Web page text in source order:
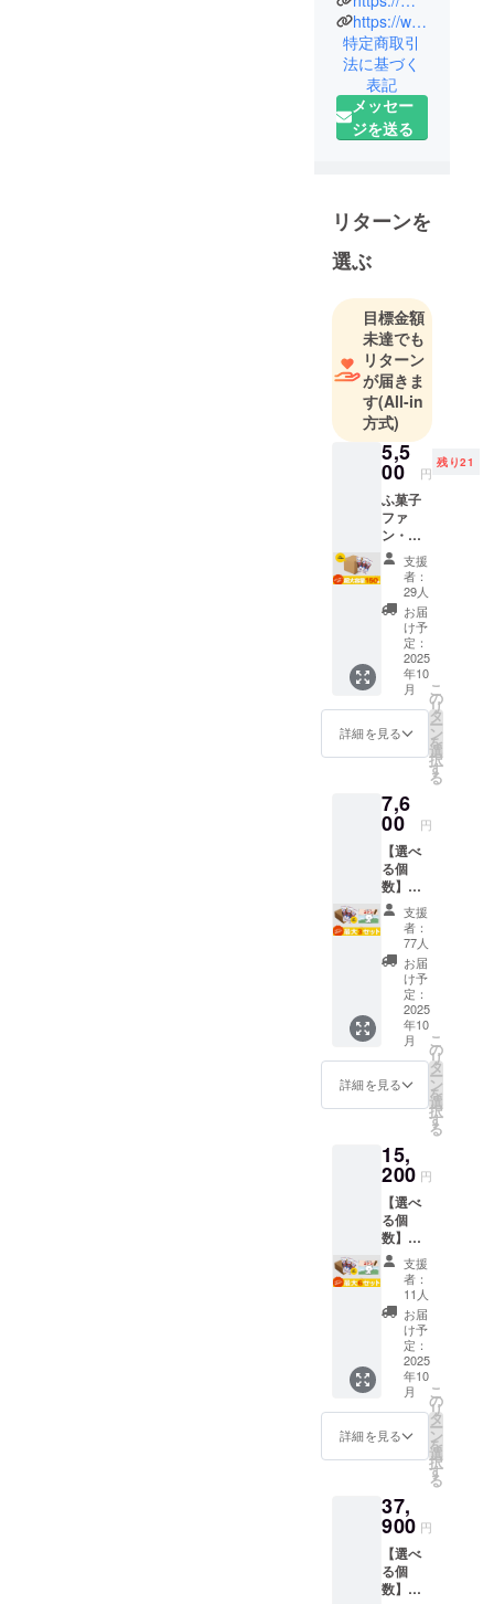
老舗 菓子企
業。“ふがし
を、世代を
超えた、架
け橋に”とい
う信念のも
やさしい甘
さにこだわ
り、日本中
ふ菓子を作
り続ける株
式会社 水野
製菓のIPキャ
ラクター
https://www.instagram.com/koton_fugashi/
特定商取引
法に基づく
表記
メッセー
ジを送る
リターンを
選ぶ
目標金額
未達でも
リターン
が届きま
す(All-in
方式)
5,5
00 円
残り21
ふ菓子
ファ
ン・ふ
がしが
大好き
な方
へ！ 個
包装だ
から、
いつで
も、ど
こで
も、気
軽に食
べれ
る。
ヒーに
もよく
合い、
仕事の
小休憩
にも
ぴった
り！ 🎁
内容 ・
水野製
菓の
「コト
ンのふ
がし」
150本入
り ※こ
のリ
きませ
ん。 🔴
ふ菓子
の特徴
黒糖を
たっぷ
り使用
した日
本一の
出荷量
を誇る
ふ菓
子。 個
包装で
衛生
的、子
どもか
楽しめ
ます。
生協会
HACCP
取得
支援
者：
29人
お届
け予
定：
2025
年10
月
詳細を見る
こ
の
リ
タ
ー
ン
を
選
択
す
る
7,6
00 円
【選べ
る個
数】ふ
がし＋
絵本
セット
(最大3
個まで)
※お願い
備考欄
に、欲
しい
セット
個数の
記入を
お願い
す。 🎁
セット
内容 ・
絵本
「ふが
しやの
コト
ン」1冊
（B5サ
イズ・
上製
本・24
ペー
ジ） ・
水野製
菓の
「コト
がし」1
本入
り） 🔴
絵本に
ついて
コトン
がふ菓
支援
者：
77人
お届
け予
定：
2025
年10
月
詳細を見る
こ
の
リ
タ
ー
ン
を
選
択
す
る
15,
200 円
【選べ
る個
数】ふ
がし＋
絵本
セット
(最大6
個まで)
※お願い
備考欄
に、欲
しい
セット
個数の
記入を
お願い
す。 🎁
セット
内容 ・
絵本
「ふが
しやの
支援
者：
11人
お届
け予
定：
2025
年10
月
詳細を見る
こ
の
リ
タ
ー
ン
を
選
択
す
る
37,
900 円
【選べ
る個
数】ふ